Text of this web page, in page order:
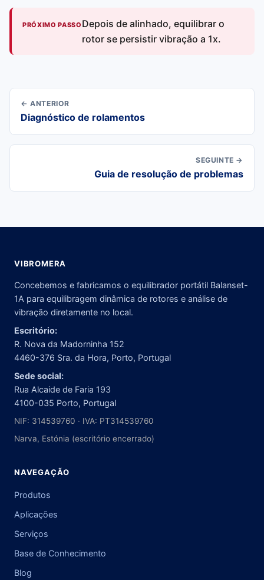
PRÓXIMO PASSO Depois de alinhado, equilibrar o
rotor se persistir vibração a 1x.
← ANTERIOR
Diagnóstico de rolamentos
SEGUINTE →
Guia de resolução de problemas
VIBROMERA
Concebemos e fabricamos o equilibrador portátil Balanset-
1A para equilibragem dinâmica de rotores e análise de
vibração diretamente no local.
Escritório:
R. Nova da Madorninha 152
4460-376 Sra. da Hora, Porto, Portugal
Sede social:
Rua Alcaide de Faria 193
4100-035 Porto, Portugal
NIF: 314539760 · IVA: PT314539760
Narva, Estónia (escritório encerrado)
NAVEGAÇÃO
Produtos
Aplicações
Serviços
Base de Conhecimento
Blog